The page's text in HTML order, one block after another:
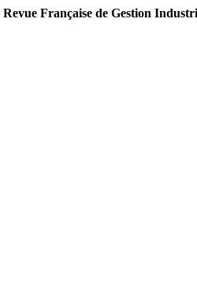
Revue Française de Gestion